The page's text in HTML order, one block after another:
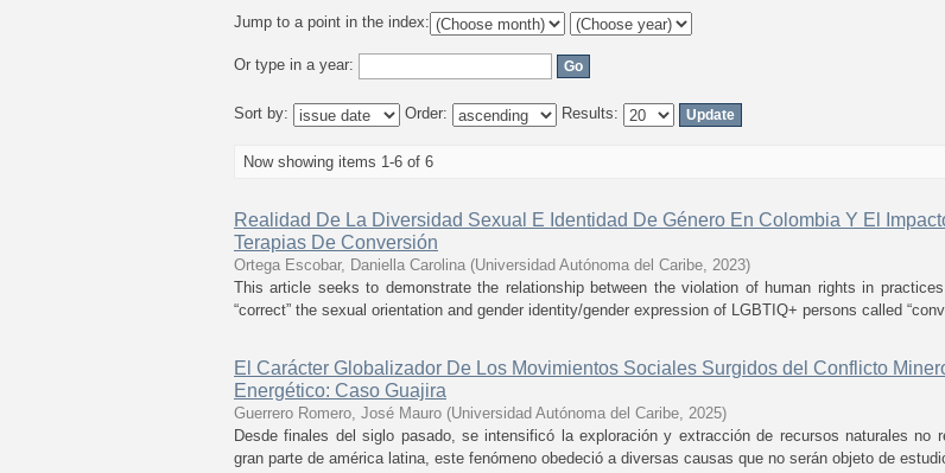
Jump to a point in the index:
Or type in a year:
Sort by: Order: Results:
Now showing items 1-6 of 6
Realidad De La Diversidad Sexual E Identidad De Género En Colombia Y El
Terapias De Conversión
Ortega Escobar, Daniella Carolina (Universidad Autónoma del Caribe, 2023)
This article seeks to demonstrate the relationship between the violation of human rights in
“correct” the sexual orientation and gender identity/gender expression of LGBTIQ+ persons called
El Carácter Globalizador De Los Movimientos Sociales Surgidos del Conflicto
Energético: Caso Guajira
Guerrero Romero, José Mauro (Universidad Autónoma del Caribe, 2025)
Desde finales del siglo pasado, se intensificó la exploración y extracción de recursos naturales no
gran parte de américa latina, este fenómeno obedeció a diversas causas que no serán objeto de